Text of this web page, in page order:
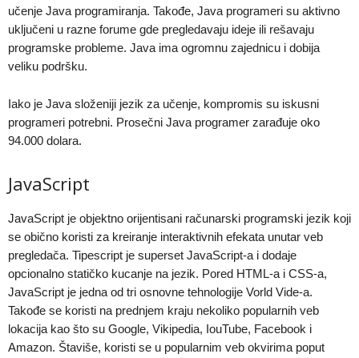
učenje Java programiranja. Takođe, Java programeri su aktivno
uključeni u razne forume gde pregledavaju ideje ili rešavaju
programske probleme. Java ima ogromnu zajednicu i dobija
veliku podršku.
Iako je Java složeniji jezik za učenje, kompromis su iskusni
programeri potrebni. Prosečni Java programer zarađuje oko
94.000 dolara.
JavaScript
JavaScript je objektno orijentisani računarski programski jezik koji
se obično koristi za kreiranje interaktivnih efekata unutar veb
pregledača. Tipescript je superset JavaScript-a i dodaje
opcionalno statičko kucanje na jezik. Pored HTML-a i CSS-a,
JavaScript je jedna od tri osnovne tehnologije Vorld Vide-a.
Takođe se koristi na prednjem kraju nekoliko popularnih veb
lokacija kao što su Google, Vikipedia, IouTube, Facebook i
Amazon. Štaviše, koristi se u popularnim veb okvirima poput